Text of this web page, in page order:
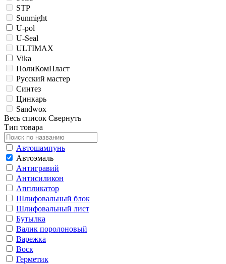
STP
Sunmight
U-pol
U-Seal
ULTIMAX
Vika
ПолиКомПласт
Русский мастер
Синтез
Цинкарь
Sandwox
Весь список Свернуть
Тип товара
Автошампунь
Автоэмаль
Антигравий
Антисиликон
Аппликатор
Шлифовальный блок
Шлифовальный лист
Бутылка
Валик поролоновый
Варежка
Воск
Герметик